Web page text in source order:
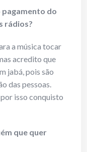
pagamento do
rádios?
a música tocar
acredito que
jabá, pois são
das pessoas.
isso conquisto
que quer